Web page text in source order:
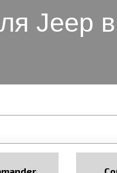
Jeep